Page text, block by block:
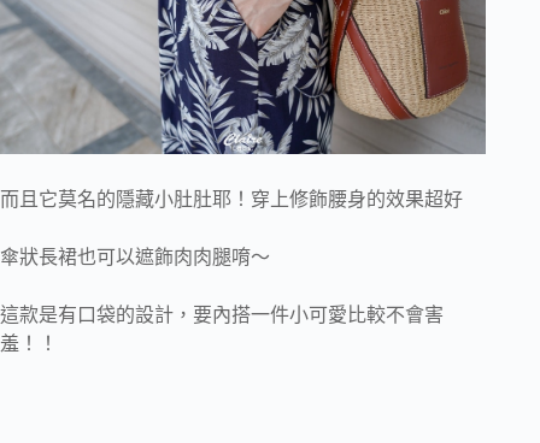
而且它莫名的隱藏小肚肚耶！穿上修飾腰身的效果超好
傘狀長裙也可以遮飾肉肉腿唷～
這款是有口袋的設計，要內搭一件小可愛比較不會害
羞！！